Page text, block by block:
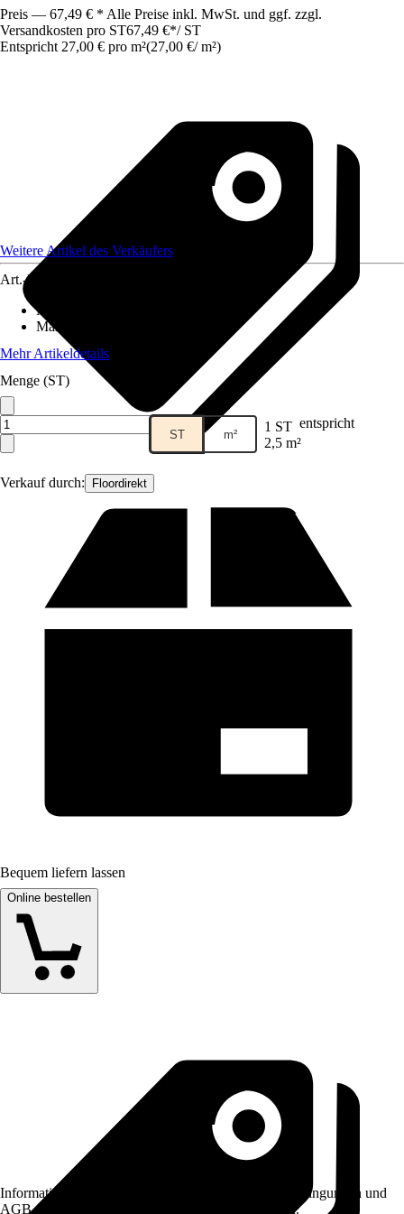
Preis — 67,49 € * Alle Preise inkl. MwSt. und ggf. zzgl.
Versandkosten pro ST67,49 €*/ ST
Entspricht 27,00 € pro m²(27,00 €/ m²)
Verkauf durch: Floordirekt
Weitere Artikel des Verkäufers
Art.-Nr.
Material
Maße (BxL)
Mehr Artikeldetails
Menge (ST)
ST m² 1 ST entspricht
2,5 m²
Bequem liefern lassen
Online bestellen
Informationen des Verkäufers, wie z. B. Rückgabebedingungen und
AGB, finden Sie bei Klick auf den Verkäufernamen.